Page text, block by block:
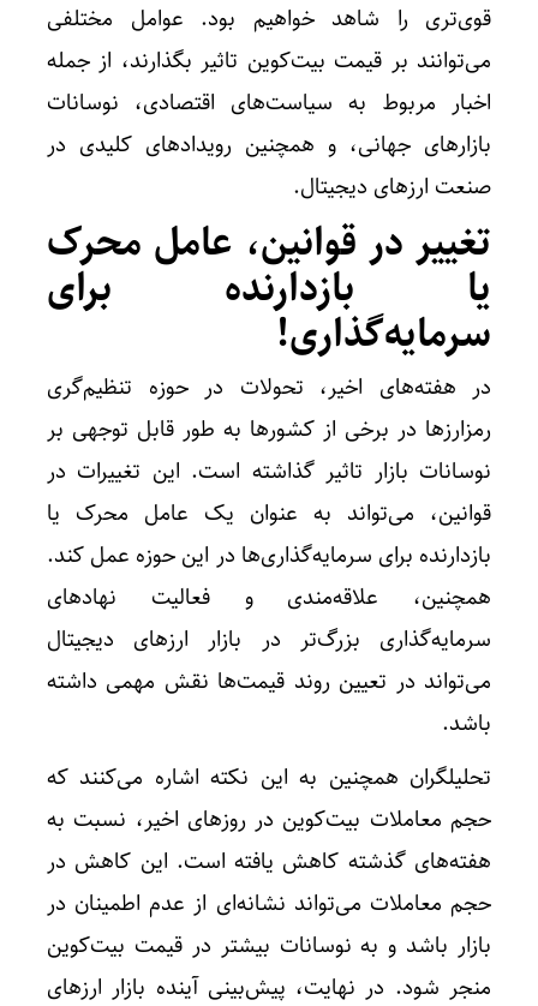
قوی‌تری را شاهد خواهیم بود. عوامل مختلفی
می‌توانند بر قیمت بیت‌کوین تاثیر بگذارند، از جمله
اخبار مربوط به سیاست‌های اقتصادی، نوسانات
بازارهای جهانی، و همچنین رویدادهای کلیدی در
صنعت ارزهای دیجیتال.
تغییر در قوانین، عامل محرک
یا بازدارنده برای
سرمایه‌گذاری!
در هفته‌های اخیر، تحولات در حوزه تنظیم‌گری
رمزارزها در برخی از کشورها به طور قابل توجهی بر
نوسانات بازار تاثیر گذاشته است. این تغییرات در
قوانین، می‌تواند به عنوان یک عامل محرک یا
بازدارنده برای سرمایه‌گذاری‌ها در این حوزه عمل کند.
همچنین، علاقه‌مندی و فعالیت نهادهای
سرمایه‌گذاری بزرگ‌تر در بازار ارزهای دیجیتال
می‌تواند در تعیین روند قیمت‌ها نقش مهمی داشته
باشد.
تحلیلگران همچنین به این نکته اشاره می‌کنند که
حجم معاملات بیت‌کوین در روزهای اخیر، نسبت به
هفته‌های گذشته کاهش یافته است. این کاهش در
حجم معاملات می‌تواند نشانه‌ای از عدم اطمینان در
بازار باشد و به نوسانات بیشتر در قیمت بیت‌کوین
منجر شود. در نهایت، پیش‌بینی آینده بازار ارزهای